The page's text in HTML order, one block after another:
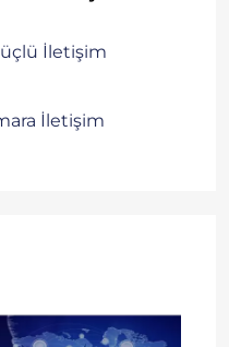
İletişim
İletişim